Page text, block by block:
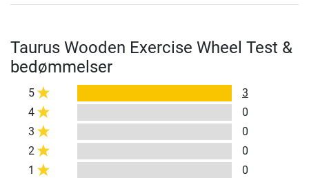
Taurus Wooden Exercise Wheel Test &
bedømmelser
5
3
4
0
3
0
2
0
1
0